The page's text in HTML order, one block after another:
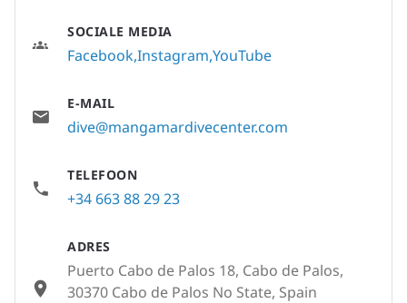
SOCIALE MEDIA
FacebookInstagram YouTube
E-MAIL
dive@mangamardivecenter.com
TELEFOON
+34 663 88 29 23
ADRES
Puerto Cabo de Palos 18, Cabo de Palos,
30370 Cabo de Palos No State, Spain